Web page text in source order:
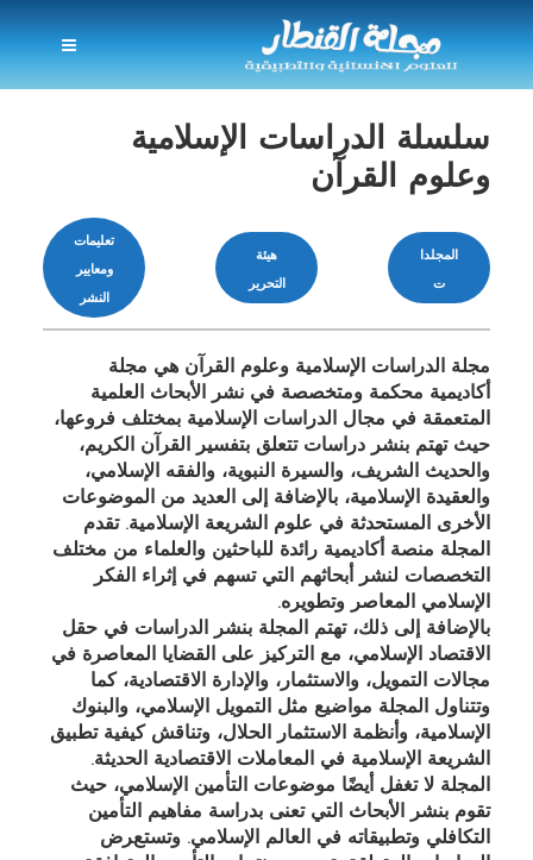
سلسلة الدراسات الإسلامية
وعلوم القرآن
المجلدا
ت
هيئة
التحرير
تعليمات
ومعايير
النشر
مجلة الدراسات الإسلامية وعلوم القرآن هي مجلة
أكاديمية محكمة ومتخصصة في نشر الأبحاث العلمية
المتعمقة في مجال الدراسات الإسلامية بمختلف فروعها،
حيث تهتم بنشر دراسات تتعلق بتفسير القرآن الكريم،
والحديث الشريف، والسيرة النبوية، والفقه الإسلامي،
والعقيدة الإسلامية، بالإضافة إلى العديد من الموضوعات
الأخرى المستحدثة في علوم الشريعة الإسلامية. تقدم
المجلة منصة أكاديمية رائدة للباحثين والعلماء من مختلف
التخصصات لنشر أبحاثهم التي تسهم في إثراء الفكر
الإسلامي المعاصر وتطويره.
بالإضافة إلى ذلك، تهتم المجلة بنشر الدراسات في حقل
الاقتصاد الإسلامي، مع التركيز على القضايا المعاصرة في
مجالات التمويل، والاستثمار، والإدارة الاقتصادية، كما
وتتناول المجلة مواضيع مثل التمويل الإسلامي، والبنوك
الإسلامية، وأنظمة الاستثمار الحلال، وتناقش كيفية تطبيق
الشريعة الإسلامية في المعاملات الاقتصادية الحديثة.
المجلة لا تغفل أيضًا موضوعات التأمين الإسلامي، حيث
تقوم بنشر الأبحاث التي تعنى بدراسة مفاهيم التأمين
التكافلي وتطبيقاته في العالم الإسلامي. وتستعرض